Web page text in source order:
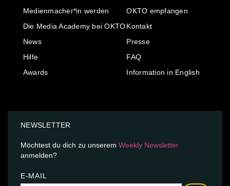
Medienmacher*in werden
Die Media Academy bei OKTO
News
Hilfe
Awards
OKTO empfangen
Kontakt
Presse
FAQ
Information in English
NEWSLETTER
Möchtest du dich zu unserem Weekly Newsletter
anmelden?
E-MAIL